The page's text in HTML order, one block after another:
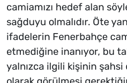
camiamızı hedef alan
sağduyu olmalıdır. Öte
ifadelerin Fenerbahçe
etmediğine inanıyor, bu
yalnızca ilgili kişinin